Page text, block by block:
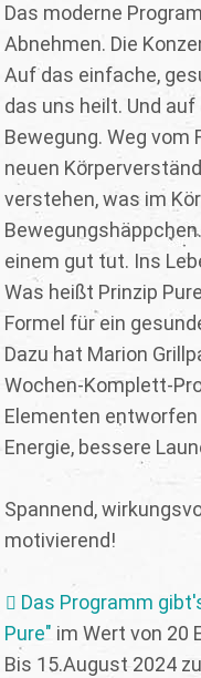
Das moderne
Abnehmen. Die
Auf das einfache,
das uns heilt. Und
Bewegung. Weg vom
neuen
verstehen, was im
einem gut tut. Ins
Was heißt Prinzip
Formel für ein
Dazu hat Marion
Wochen-Komplett-
Elementen
Energie, bessere
Spannend,
motivierend!
Das Programm
Pure" im Wert von 20
Bis 15.August 2024